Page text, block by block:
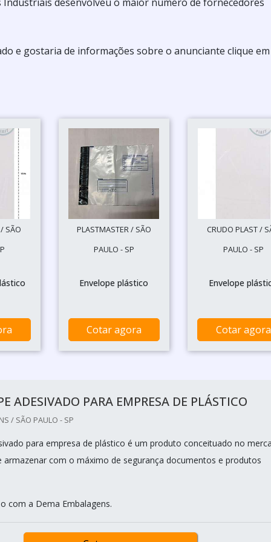
e gostaria de informações sobre o anunciante clique
SÃO
PLASTMASTER / SÃO
PAULO - SP
Envelope plástico
Cotar agora
CRUDO PLAST /
PAULO - SP
Envelope
Cotar agora
ADESIVADO PARA EMPRESA DE PLÁSTICO
/ SÃO PAULO - SP
para empresa de plástico é um produto conceituado no
armazenar com o máximo de segurança documentos e produtos
com a Dema Embalagens.